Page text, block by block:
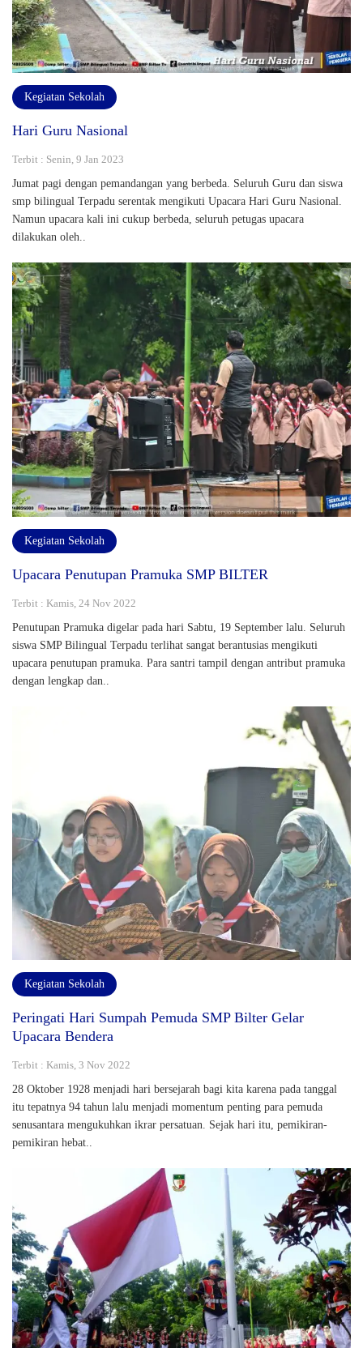
Kegiatan Sekolah
Hari Guru Nasional
Terbit : Senin, 9 Jan 2023
Jumat pagi dengan pemandangan yang berbeda. Seluruh Guru dan siswa
smp bilingual Terpadu serentak mengikuti Upacara Hari Guru Nasional.
Namun upacara kali ini cukup berbeda, seluruh petugas upacara
dilakukan oleh..
Kegiatan Sekolah
Upacara Penutupan Pramuka SMP BILTER
Terbit : Kamis, 24 Nov 2022
Penutupan Pramuka digelar pada hari Sabtu, 19 September lalu. Seluruh
siswa SMP Bilingual Terpadu terlihat sangat berantusias mengikuti
upacara penutupan pramuka. Para santri tampil dengan antribut pramuka
dengan lengkap dan..
Kegiatan Sekolah
Peringati Hari Sumpah Pemuda SMP Bilter Gelar
Upacara Bendera
Terbit : Kamis, 3 Nov 2022
28 Oktober 1928 menjadi hari bersejarah bagi kita karena pada tanggal
itu tepatnya 94 tahun lalu menjadi momentum penting para pemuda
senusantara mengukuhkan ikrar persatuan. Sejak hari itu, pemikiran-
pemikiran hebat..